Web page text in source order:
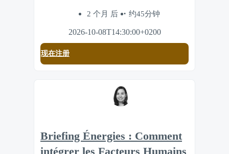
2 个月 后 约45分钟
2026-10-08T14:30:00+0200
现在注册
Briefing Énergies : Comment
intégrer les Facteurs Humains